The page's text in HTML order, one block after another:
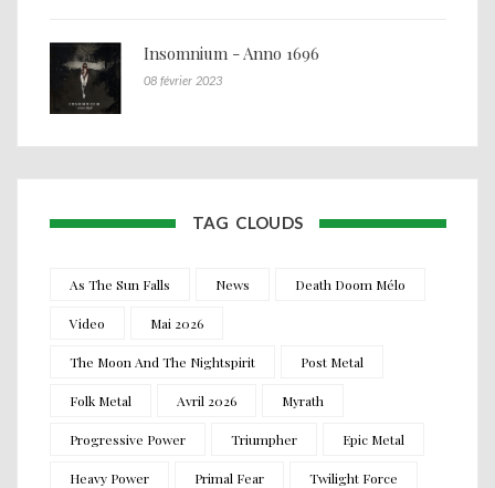
Insomnium - Anno 1696
08 février 2023
TAG CLOUDS
As The Sun Falls News Death Doom Mélo
Video Mai 2026
The Moon And The Nightspirit Post Metal
Folk Metal Avril 2026 Myrath
Progressive Power Triumpher Epic Metal
Heavy Power Primal Fear Twilight Force